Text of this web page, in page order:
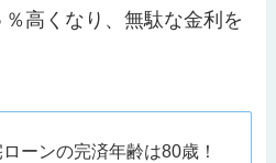
高くなり、無駄な金利を
ーンの完済年齢は80歳！